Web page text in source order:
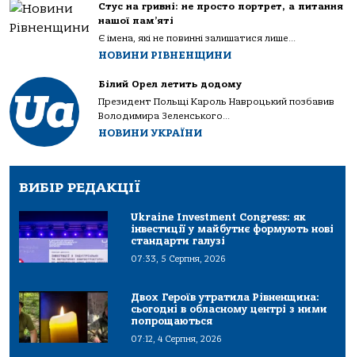
Стус на гривні: не просто портрет, а питання
нашої пам’яті
Є імена, які не повинні залишатися лише...
НОВИНИ РІВНЕНЩИНИ
Білий Орел летить додому
Президент Польщі Кароль Навроцький позбавив
Володимира Зеленського...
НОВИНИ УКРАЇНИ
ВИБІР РЕДАКЦІЇ
Ukraine Investment Congress: як
інвестиції у майбутнє формують нові
стандарти галузі
07:33, 5 Серпня, 2026
Двох Героїв утратила Рівненщина:
сьогодні в обласному центрі з ними
попрощаються
07:12, 4 Серпня, 2026